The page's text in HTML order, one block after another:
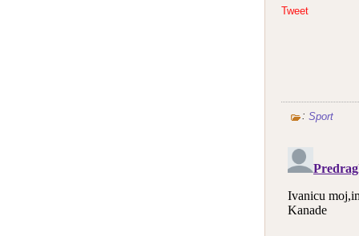
Tweet
: Sport